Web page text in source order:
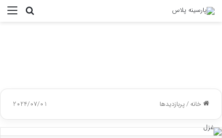
جستجو
خانه/پربازدیدها 2024/07/01